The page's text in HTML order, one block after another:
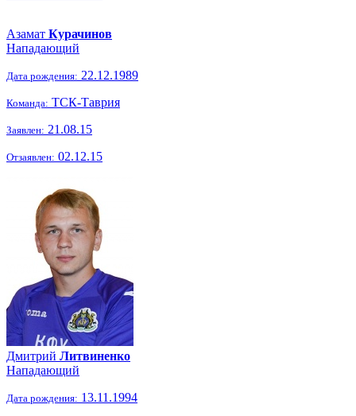
Азамат Курачинов
Нападающий
Дата рождения: 22.12.1989
Команда: ТСК-Таврия
Заявлен: 21.08.15
Отзаявлен: 02.12.15
Дмитрий Литвиненко
Нападающий
Дата рождения: 13.11.1994